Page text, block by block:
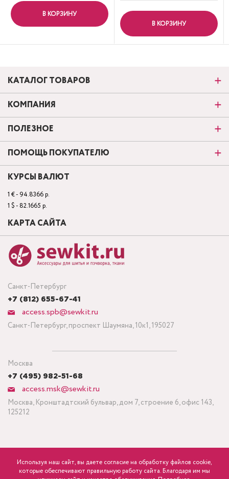
В КОРЗИНУ
В КОРЗИНУ
Санкт-Петербург
+7 (812) 655-67-41
access.spb@sewkit.ru
Санкт-Петербург, проспект Шаумяна, 10к1, 195027
Москва
+7 (495) 982-51-68
access.msk@sewkit.ru
Москва, Кронштадтский бульвар, дом 7, строение 6, офис 143,
125212
КАТАЛОГ ТОВАРОВ
КОМПАНИЯ
ПОЛЕЗНОЕ
ПОМОЩЬ ПОКУПАТЕЛЮ
КУРСЫ ВАЛЮТ
1 € - 94.8366 р.
1 $ - 82.1665 р.
КАРТА САЙТА
ПОДПИСАТЬСЯ НА НОВОСТИ
Используя наш сайт, вы даете согласие на обработку файлов cookie,
которые обеспечивают правильную работу сайта. Благодаря им мы